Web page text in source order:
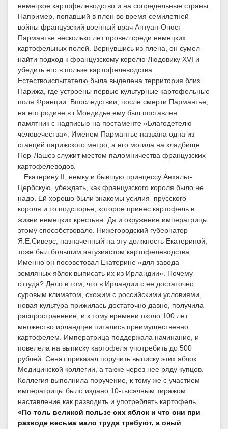
немецкое картофелеводство и на сопредельные страны.
Например, попавший в плен во время семилетней
войны французский военный врач Антуан-Огюст
Пармантье несколько лет провел среди немецких
картофельных полей. Вернувшись из плена, он сумел
найти подход к французскому королю Людовику XVI и
убедить его в пользе картофелеводства.
Естествоиспытателю была выделена территория близ
Парижа, где устроены первые культурные картофельные
поля Франции. Впоследствии, после смерти Пармантье,
на его родине в г.Мондидье ему был поставлен
памятник с надписью на постаменте «Благодетелю
человечества». Именем Пармантье названа одна из
станций парижского метро, а его могила на кладбище
Пер-Лашез служит местом паломничества французских
картофелеводов.
Екатерину II, немку и бывшую принцессу Анхальт-
Цербскую, убеждать, как французского короля было не
надо. Ей хорошо были знакомы усилия прусского
короля и то подспорье, которое принес картофель в
жизни немецких крестьян. Да и окружение императрицы
этому способствовало. Нижегородский губернатор
Я.Е.Сиверс, назначенный на эту должность Екатериной,
тоже был большим энтузиастом картофелеводства.
Именно он посоветовал Екатерине «для завода
земляных яблок выписать их из Ирландии». Почему
оттуда? Дело в том, что в Ирландии с ее достаточно
суровым климатом, схожим с российскими условиями,
новая культура прижилась достаточно давно, получила
распространение, и к тому времени около 100 лет
множество ирландцев питались преимущественно
картофелем. Императрица поддержала начинание, и
повелела на выписку картофеля употребить до 500
рублей. Сенат приказал поручить выписку этих яблок
Медицинской коллегии, а также через нее ряду купцов.
Коллегия выполнила поручение, к тому же с участием
императрицы было издано 10-тысячным тиражом
наставление как разводить и употреблять картофель.
«По толь великой пользе сих яблок и что они при
разводе весьма мало труда требуют, а оный